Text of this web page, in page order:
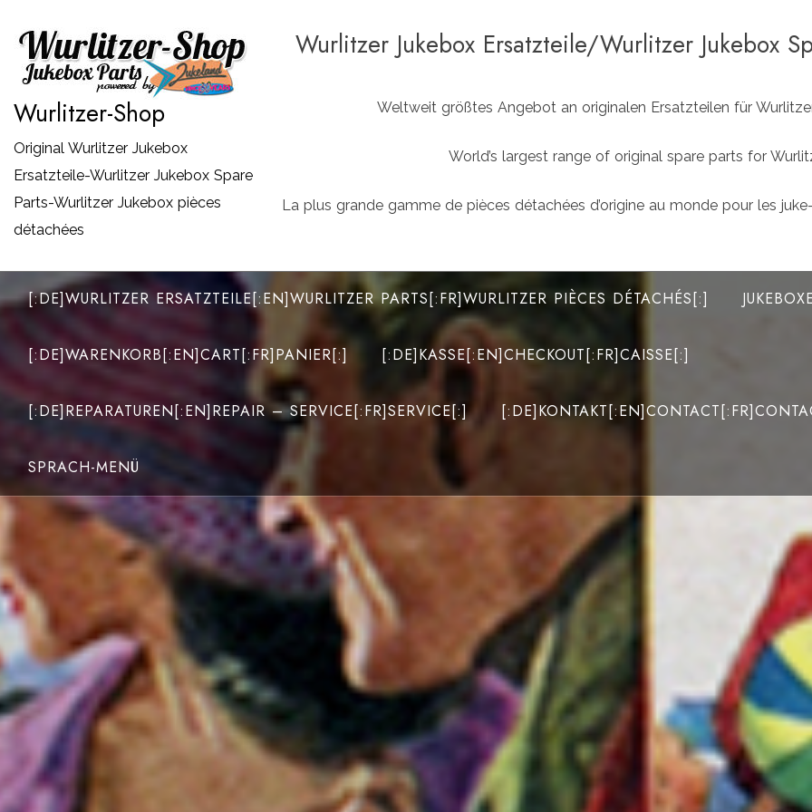
Inhalt
springen
Wurlitzer-Shop
Original Wurlitzer Jukebox
Ersatzteile-Wurlitzer Jukebox Spare
Parts-Wurlitzer Jukebox pièces
détachées
Wurlitzer Jukebox Ersatzteile/Wurlitzer Jukebox
Weltweit größtes Angebot an originalen Ersatzteilen für
World’s largest range of original spare parts for
La plus grande gamme de pièces détachées d’origine au monde pour les
[:DE]WURLITZER ERSATZTEILE[:EN]WURLITZER PARTS[:FR]WURLITZER PIÈCES DÉTACHÉS[:]
[:DE]WARENKORB[:EN]CART[:FR]PANIER[:] [:DE]KASSE[:EN]CHECKOUT[:FR]CAISSE[:]
[:DE]REPARATUREN[:EN]REPAIR – SERVICE[:FR]SERVICE[:]
SPRACH-MENÜ